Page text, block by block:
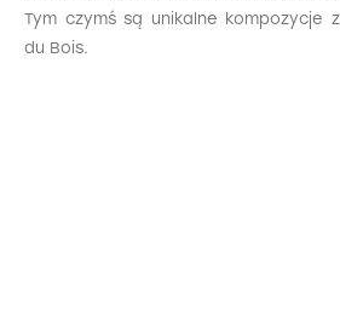
Tym czymś są unikalne kompozycje
du Bois.